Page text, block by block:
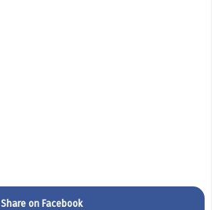
Share on Facebook